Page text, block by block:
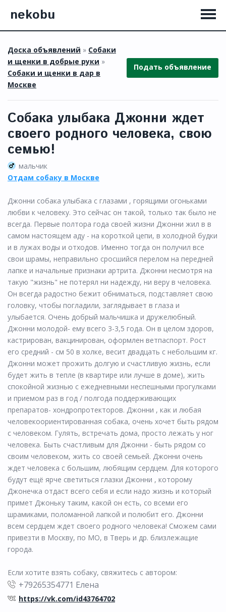
nekobu
Доска объявлений » Собаки
и щенки в добрые руки »
Собаки и щенки в дар в
Москве
Подать объявление
Собака улыбака Джонни ждет
своего родного человека, свою
семью!
мальчик
Отдам собаку в Москве
Джонни собака улыбака с глазами , горящими огоньками
любви к человеку. Это сейчас он такой, только так было не
всегда. Первые полтора года своей жизни Джонни жил в в
самом настоящем аду - на короткой цепи, в холодной будки
и в лужах воды и отходов. Именно тогда он получил все
свои шрамы, неправильно сросшийся перелом на передней
лапке и начальные признаки артрита. Джонни несмотря на
такую "жизнь" не потерял ни надежду, ни веру в человека.
Он всегда радостно бежит обниматься, подставляет свою
головку, чтобы погладили, заглядывает в глаза и
улыбается. Очень добрый мальчишка и дружелюбный.
Джонни молодой- ему всего 3-3,5 года. Он в целом здоров,
кастрирован, вакцинирован, оформлен ветпаспорт. Рост
его средний - см 50 в холке, весит двадцать с небольшим кг.
Джонни может прожить долгую и счастливую жизнь, если
будет жить в тепле (в квартире или лучше в доме), жить
спокойной жизнью с ежедневными неспешными прогулками
и приемом раз в год / полгода поддерживающих
препаратов- хондропротекторов. Джонни , как и любая
человекоориентированная собака, очень хочет быть рядом
с человеком. Гулять, встречать дома, просто лежать у ног
человека. Быть счастливым для Джонни - быть рядом со
своим человеком, жить со своей семьей. Джонни очень
ждет человека с большим, любящим сердцем. Для которого
будут ещё ярче светиться глазки Джонни , которому
Джонечка отдаст всего себя и если надо жизнь и который
примет Джоньку таким, какой он есть, со всеми его
шрамиками, поломанной лапкой и полюбит его. Джонни
всем сердцем ждет своего родного человека! Сможем сами
привезти в Москву, по МО, в Тверь и др. близлежащие
города.
Если хотите взять собаку, свяжитесь с автором:
+79265354771 Елена
https://vk.com/id43764702